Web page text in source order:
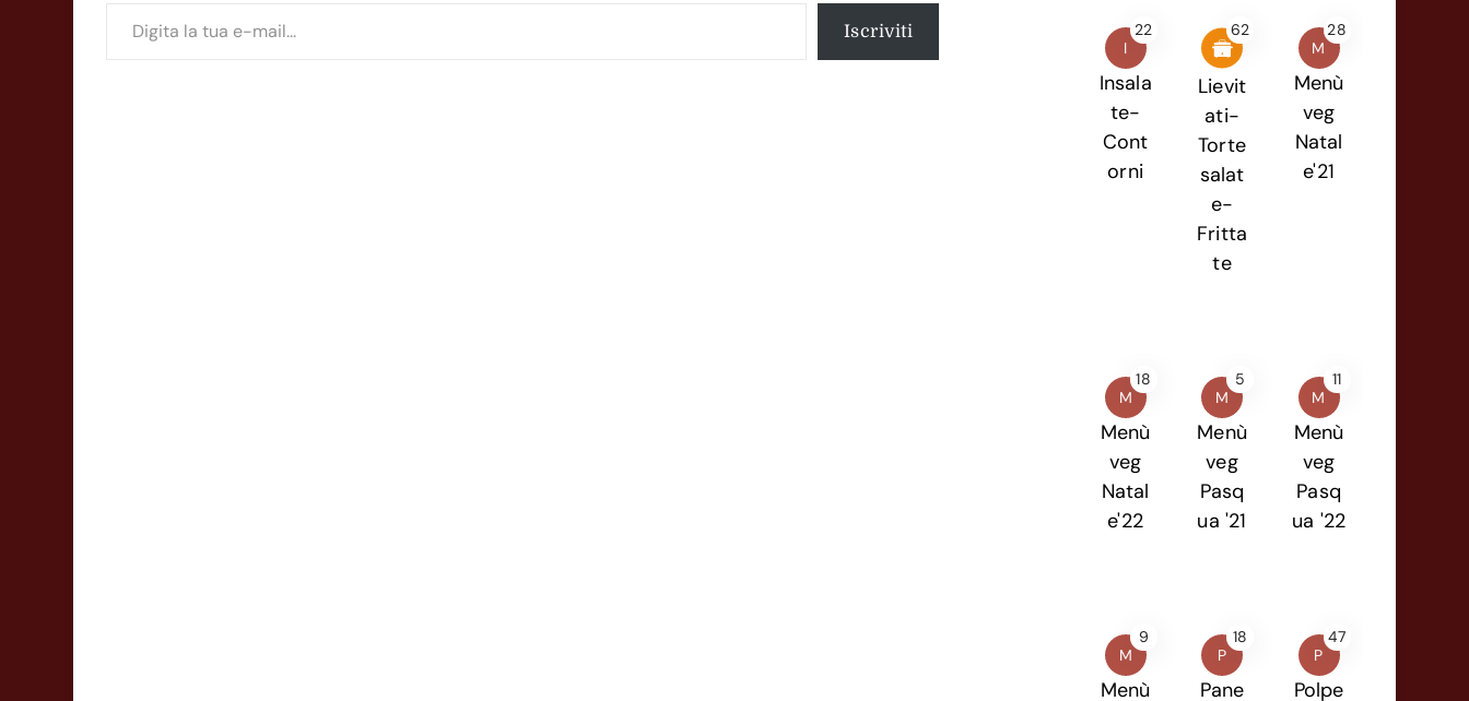
Iscriviti
I
22
Insala
te-
Cont
orni
62
Lievit
ati-
Torte
salat
e-
Fritta
te
M
28
Menù
veg
Natal
e'21
M
18
Menù
veg
Natal
e'22
M
5
Menù
veg
Pasq
ua '21
M
11
Menù
veg
Pasq
ua '22
M
9
Menù
P
18
Pane
P
47
Polpe